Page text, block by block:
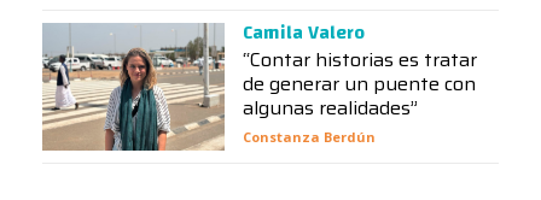
Camila Valero
“Contar historias es tratar
de generar un puente con
algunas realidades”
Constanza Berdún